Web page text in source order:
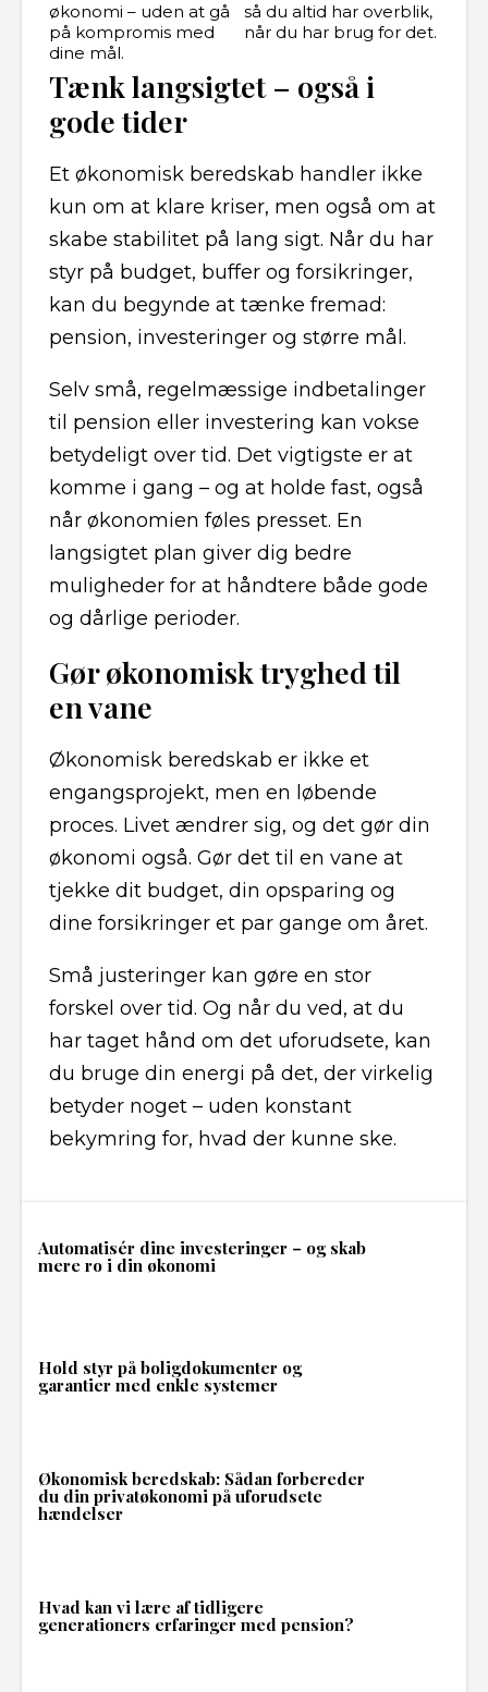
økonomi – uden at gå
på kompromis med
dine mål.
så du altid har overblik,
når du har brug for det.
Tænk langsigtet – også i
gode tider
Et økonomisk beredskab handler ikke
kun om at klare kriser, men også om at
skabe stabilitet på lang sigt. Når du har
styr på budget, buffer og forsikringer,
kan du begynde at tænke fremad:
pension, investeringer og større mål.
Selv små, regelmæssige indbetalinger
til pension eller investering kan vokse
betydeligt over tid. Det vigtigste er at
komme i gang – og at holde fast, også
når økonomien føles presset. En
langsigtet plan giver dig bedre
muligheder for at håndtere både gode
og dårlige perioder.
Gør økonomisk tryghed til
en vane
Økonomisk beredskab er ikke et
engangsprojekt, men en løbende
proces. Livet ændrer sig, og det gør din
økonomi også. Gør det til en vane at
tjekke dit budget, din opsparing og
dine forsikringer et par gange om året.
Små justeringer kan gøre en stor
forskel over tid. Og når du ved, at du
har taget hånd om det uforudsete, kan
du bruge din energi på det, der virkelig
betyder noget – uden konstant
bekymring for, hvad der kunne ske.
Automatisér dine investeringer – og skab
mere ro i din økonomi
Hold styr på boligdokumenter og
garantier med enkle systemer
Økonomisk beredskab: Sådan forbereder
du din privatøkonomi på uforudsete
hændelser
Hvad kan vi lære af tidligere
generationers erfaringer med pension?